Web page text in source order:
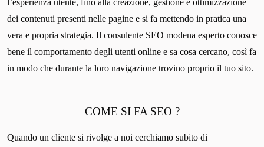
l’esperienza utente, fino alla creazione, gestione e ottimizzazione
dei contenuti presenti nelle pagine e si fa mettendo in pratica una
vera e propria strategia. Il consulente SEO modena esperto conosce
bene il comportamento degli utenti online e sa cosa cercano, così fa
in modo che durante la loro navigazione trovino proprio il tuo sito.
COME SI FA SEO ?
Quando un cliente si rivolge a noi cerchiamo subito di